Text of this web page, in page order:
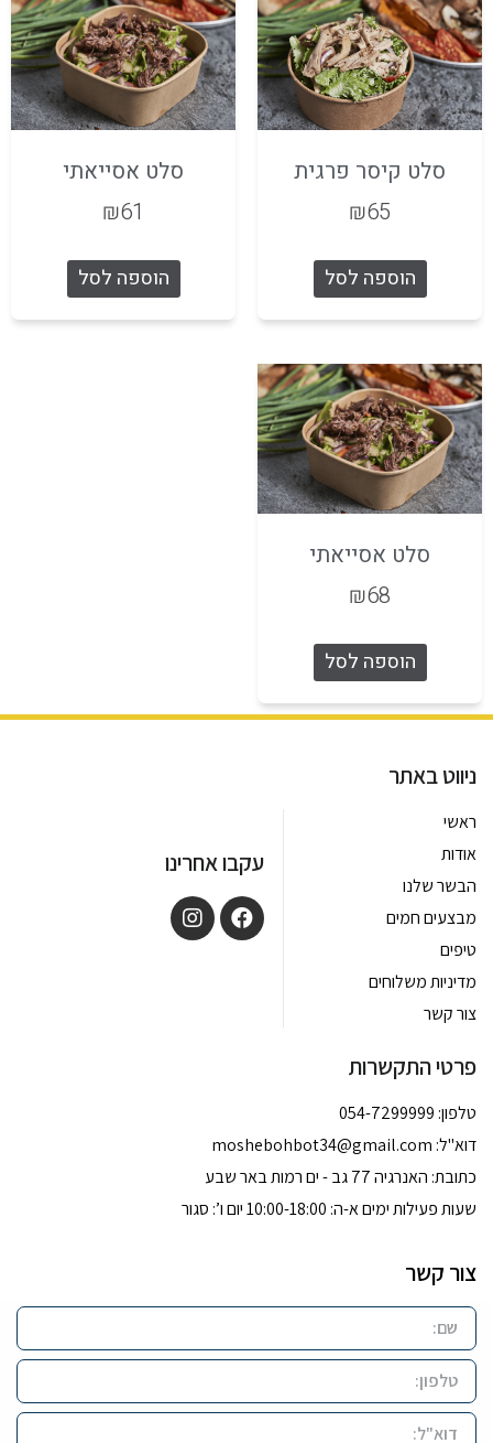
סלט קיסר פרגית
₪65
הוספה לסל
סלט אסייאתי
₪61
הוספה לסל
סלט אסייאתי
₪68
הוספה לסל
ניווט באתר
ראשי
אודות
הבשר שלנו
מבצעים חמים
טיפים
מדיניות משלוחים
צור קשר
עקבו אחרינו
פרטי התקשרות
טלפון: 054-7299999
דוא''ל: moshebohbot34@gmail.com
כתובת: האנרגיה 77 גב - ים רמות באר שבע
שעות פעילות ימים א-ה: 10:00-18:00 יום ו’: סגור
צור קשר